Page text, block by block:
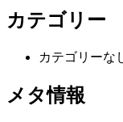
カテゴリー
カテゴリーな
メタ情報